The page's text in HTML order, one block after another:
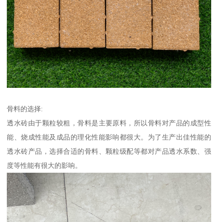
骨料的选择:
透水砖由于颗粒较粗，骨料是主要原料，所以骨料对产品的成型性
能、烧成性能及成品的理化性能影响都很大。为了生产出佳性能的
透水砖产品，选择合适的骨料、颗粒级配等都对产品透水系数、强
度等性能有很大的影响。